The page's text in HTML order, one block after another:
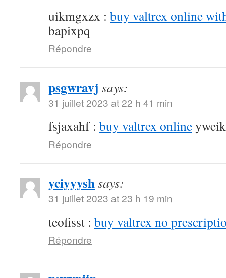
uikmgxzx : buy valtrex online
bapixpq
Répondre
psgwravj says:
31 juillet 2023 at 22 h 41 min
fsjaxahf : buy valtrex online
Répondre
yciyyyshsays:
31 juillet 2023 at 23 h 19 min
teofisst : buy valtrex no
Répondre